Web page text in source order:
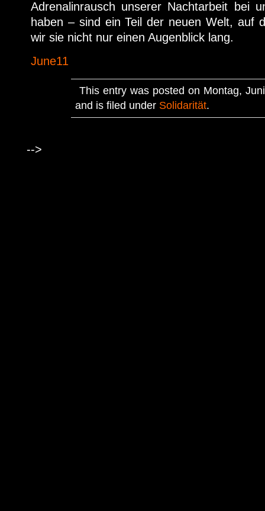
Adrenalinrausch unserer Nachtarbeit bei
haben – sind ein Teil der neuen Welt, auf
wir sie nicht nur einen Augenblick lang.
June11
This entry was posted on Montag,
and is filed under Solidarität.
-->